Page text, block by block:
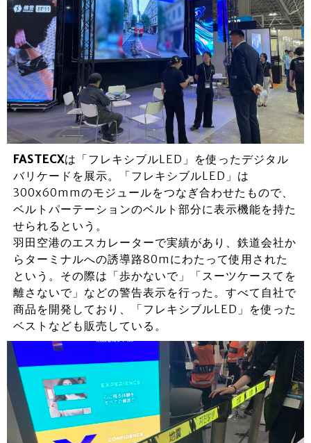
FASTECXは「フレキシブルLED」を使ったデジタル
バリケードを展示。「フレキシブルLED」は
300x60mmのモジュールをつなぎ合わせたもので、
ベルトパーテーションのベルト部分に表示機能を持た
せられるという。
羽田空港のエスカレーターで実績があり、鉄道会社か
らターミナルへの誘導路80mにわたって使用された
という。その際は「歩かないで」「スーツケースてを
離さないで」などの警告表示を行った。すべて自社で
商品を開発しており、「フレキシブルLED」を使った
ベストなども販売している。